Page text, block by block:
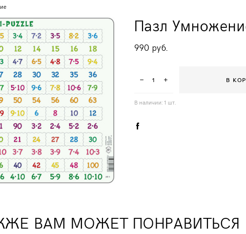
Пазл
990 pуб.
В наличии:1 шт.
В
ВАМ МОЖЕТ ПОНРАВИТЬСЯ